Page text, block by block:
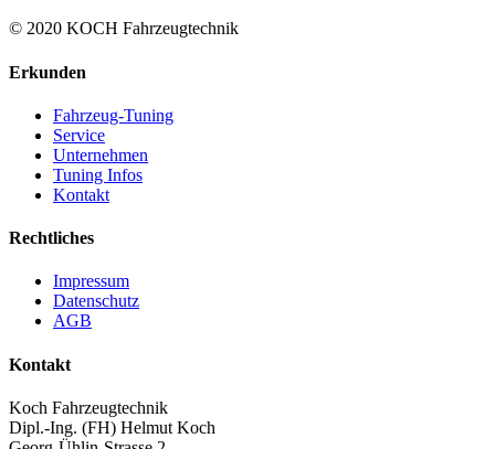
© 2020 KOCH Fahrzeugtechnik
Erkunden
Fahrzeug-Tuning
Service
Unternehmen
Tuning Infos
Kontakt
Rechtliches
Impressum
Datenschutz
AGB
Kontakt
Koch Fahrzeugtechnik
Dipl.-Ing. (FH) Helmut Koch